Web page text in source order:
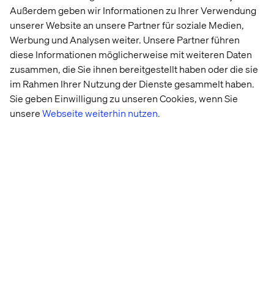
Außerdem geben wir Informationen zu Ihrer Verwendung
unserer Website an unsere Partner für soziale Medien,
Werbung und Analysen weiter. Unsere Partner führen
diese Informationen möglicherweise mit weiteren Daten
zusammen, die Sie ihnen bereitgestellt haben oder die sie
im Rahmen Ihrer Nutzung der Dienste gesammelt haben.
Sie geben Einwilligung zu unseren Cookies, wenn Sie
unsereWebseite weiterhin nutzen.
Sie ist Teil der internationalen Valtech- Gruppe mit mehr
als 2500 Mitarbeitern in 13 Ländern, in Deutschland
arbeiten rund 300 Beschäftigte. Zu den Kunden von
Valtech Deutschland zählen Audi, Bertelsmann Music
Group, BMW, Porsche, Linde, Lufthansa, Henkel, Marc
O’Polo und Miele, zum Partnernetzwerk gehören Firmen
wie Adobe, SAP Hybris und Sitecore.